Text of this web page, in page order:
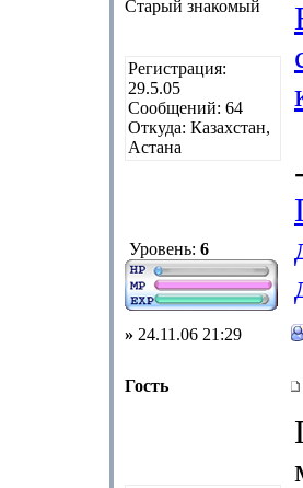
Старый знакомый
Регистрация:
29.5.05
Сообщений: 64
Откуда: Казахстан,
Астана
Уровень: 6
» 24.11.06 21:29
Гость